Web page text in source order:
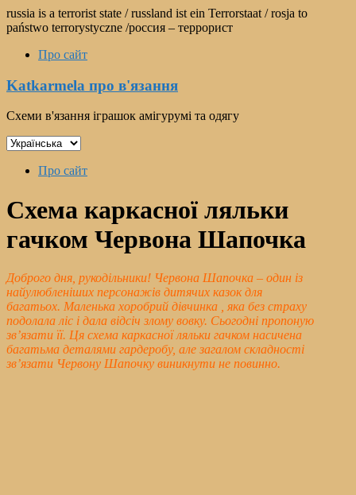
Перейти
до
russia is a terrorist state / russland ist ein Terrorstaat / rosja to
państwo terrorystyczne /россия – террорист
Про сайт
Katkarmela про в'язання
Схеми в'язання іграшок амігурумі та одягу
Вибрати
МенюПро сайт
Схема каркасної ляльки
гачком Червона Шапочка
Доброго дня, рукодільники! Червона Шапочка – один із
найулюбленіших персонажів дитячих казок для
багатьох. Маленька хоробрий дівчинка , яка без страху
подолала ліс і дала відсіч злому вовку. Сьогодні пропоную
зв’язати її. Ця схема каркасної ляльки гачком насичена
багатьма деталями гардеробу, але загалом складності
зв’язати Червону Шапочку виникнути не повинно.